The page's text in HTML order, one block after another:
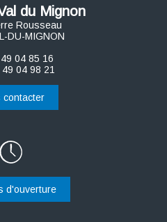
du Mignon
Rousseau
DU-MIGNON
04 85 16
04 98 21
contacter
d'ouverture